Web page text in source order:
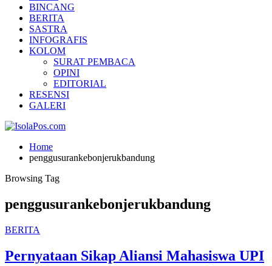
BINCANG
BERITA
SASTRA
INFOGRAFIS
KOLOM
SURAT PEMBACA
OPINI
EDITORIAL
RESENSI
GALERI
Home
penggusurankebonjerukbandung
Browsing Tag
penggusurankebonjerukbandung
BERITA
Pernyataan Sikap Aliansi Mahasiswa UPI